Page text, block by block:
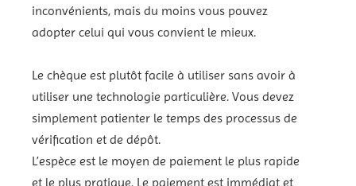
inconvénients, mais du moins vous pouvez
adopter celui qui vous convient le mieux.
Le chèque est plutôt facile à utiliser sans avoir à
utiliser une technologie particulière. Vous devez
simplement patienter le temps des processus de
vérification et de dépôt.
L’espèce est le moyen de paiement le plus rapide
et le plus pratique. Le paiement est immédiat et